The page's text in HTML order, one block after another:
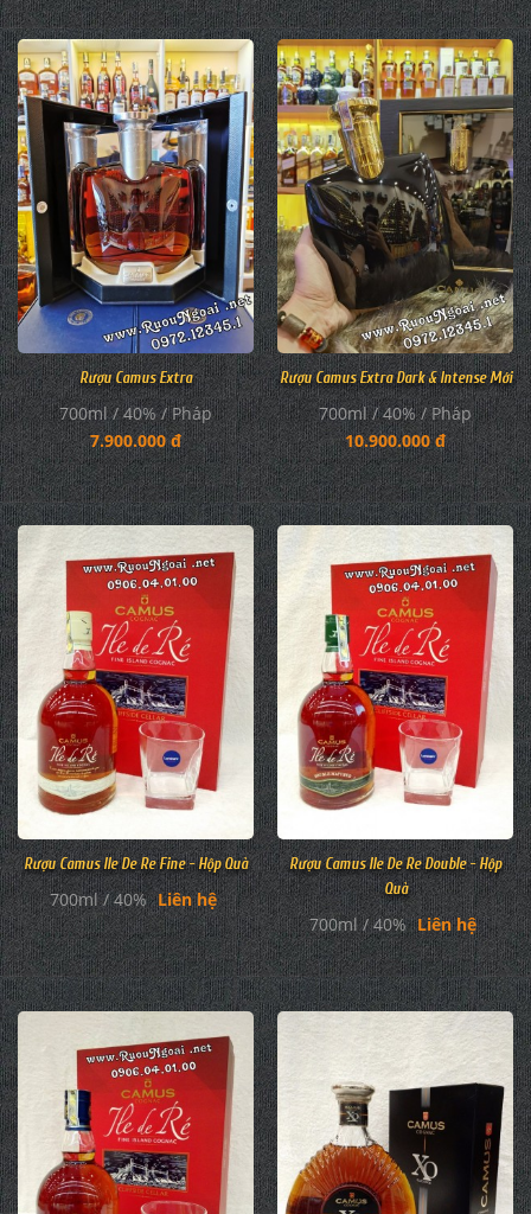
Rượu Camus Extra
700ml / 40% / Pháp
7.900.000 đ
Rượu Camus Extra Dark & Intense Mới
700ml / 40% / Pháp
10.900.000 đ
Rượu Camus Ile De Re Fine - Hộp Quà
700ml / 40% Liên hệ
Rượu Camus Ile De Re Double - Hộp
Quà
700ml / 40% Liên hệ